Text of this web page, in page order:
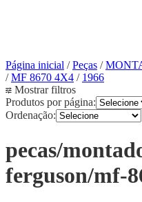
Página inicial /Peças /
/MF 8670 4X4 / 1966
Mostrar filtros
Produtos por página:
Ordenação:
pecas/
ferguson/mf-